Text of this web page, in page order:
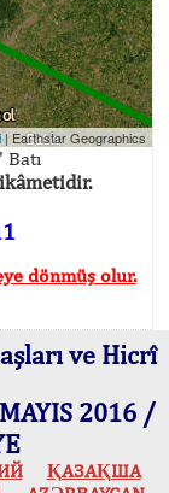
| Earthstar Geographics
dönmüş olur.
ve Hicrî
2016 /
ҚАЗАҚША